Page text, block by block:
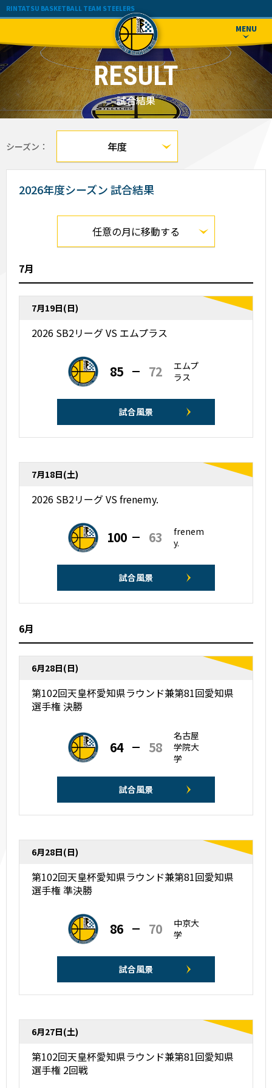
TOPICS
トピックス
TEAM
チーム紹介 メンバー紹介
試合結果
SCHEDULE
試合日程 ブログ
RINTATSU BASKETBALL TEAM STEELERS
MENU
TOPICS
トピックス
TEAM
チーム紹介
MEMBER
メンバー紹介
RESULT
試合結果
SCHEDULE
試合日程
BLOG
ブログ
応援メッセージ・お問い合わせ
RESULT
試合結果
シーズン：
年度
2026
2023
2021
2020
2019
2018
2016
2026年度シーズン 試合結果
任意の月に移動する
6月
5月
7月
7月19日(日)
2026 SB2リーグ VS エムプラス
85 72
エムプ
ラス
試合風景
7月18日(土)
2026 SB2リーグ VS frenemy.
100 63
frenem
y.
試合風景
6月
6月28日(日)
第102回天皇杯愛知県ラウンド兼第81回愛知県
選手権 決勝
64 58
名古屋
学院大
学
試合風景
6月28日(日)
第102回天皇杯愛知県ラウンド兼第81回愛知県
選手権 準決勝
86 70
中京大
学
試合風景
6月27日(土)
第102回天皇杯愛知県ラウンド兼第81回愛知県
選手権 2回戦